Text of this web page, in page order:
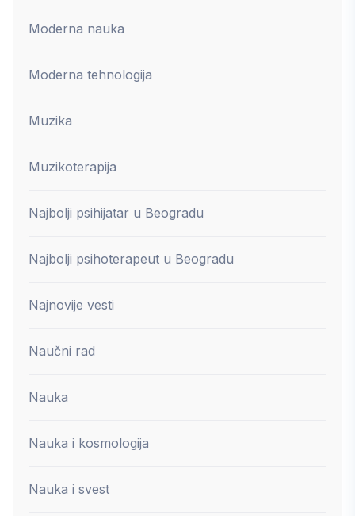
Moderna nauka
Moderna tehnologija
Muzika
Muzikoterapija
Najbolji psihijatar u Beogradu
Najbolji psihoterapeut u Beogradu
Najnovije vesti
Naučni rad
Nauka
Nauka i kosmologija
Nauka i svest